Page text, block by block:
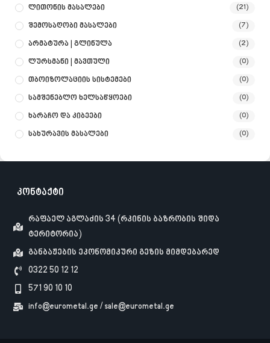
Ლითონის Მასალები (21)
Შემოსაღობი Მასალები (7)
Არმატურა | Გლინულა (2)
Ლურსმანი | Მავთული (0)
Თბოიზოლაციის Სისტემები (0)
Სამშენებლო Ხელსაწყოები (0)
Ხარაჩო Და Კიბეები (0)
Სახურავის Მასალები (0)
კონტაქტი
რაფაელ აგლაძის 34 (რკინის ბაზრობის შიდა
ტერიტორია)
განბაჟების ეკონომიკური გეზის მიმდებარედ
0322 50 12 12
571 90 10 10
info@eurometal.ge / sale@eurometal.ge